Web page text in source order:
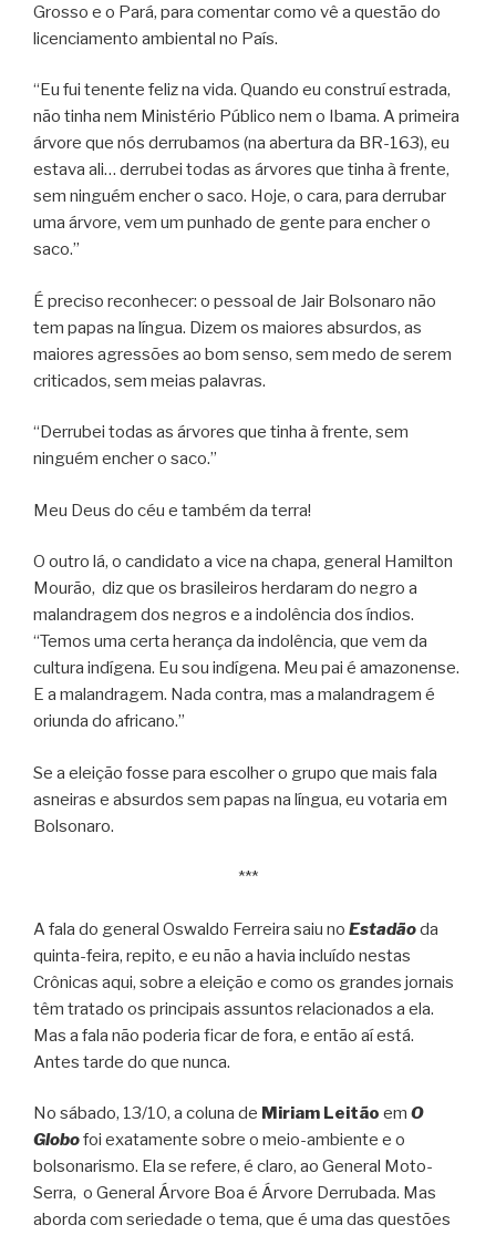
Grosso e o Pará, para comentar como vê a questão do
licenciamento ambiental no País.
“Eu fui tenente feliz na vida. Quando eu construí estrada,
não tinha nem Ministério Público nem o Ibama. A primeira
árvore que nós derrubamos (na abertura da BR-163), eu
estava ali… derrubei todas as árvores que tinha à frente,
sem ninguém encher o saco. Hoje, o cara, para derrubar
uma árvore, vem um punhado de gente para encher o
saco.”
É preciso reconhecer: o pessoal de Jair Bolsonaro não
tem papas na língua. Dizem os maiores absurdos, as
maiores agressões ao bom senso, sem medo de serem
criticados, sem meias palavras.
“Derrubei todas as árvores que tinha à frente, sem
ninguém encher o saco.”
Meu Deus do céu e também da terra!
O outro lá, o candidato a vice na chapa, general Hamilton
Mourão, diz que os brasileiros herdaram do negro a
malandragem dos negros e a indolência dos índios.
“Temos uma certa herança da indolência, que vem da
cultura indígena. Eu sou indígena. Meu pai é amazonense.
E a malandragem. Nada contra, mas a malandragem é
oriunda do africano.”
Se a eleição fosse para escolher o grupo que mais fala
asneiras e absurdos sem papas na língua, eu votaria em
Bolsonaro.
***
A fala do general Oswaldo Ferreira saiu no Estadãoda
quinta-feira, repito, e eu não a havia incluído nestas
Crônicas aqui, sobre a eleição e como os grandes jornais
têm tratado os principais assuntos relacionados a ela.
Mas a fala não poderia ficar de fora, e então aí está.
Antes tarde do que nunca.
No sábado, 13/10, a coluna de Miriam Leitão em O
Globofoi exatamente sobre o meio-ambiente e o
bolsonarismo. Ela se refere, é claro, ao General Moto-
Serra, o General Árvore Boa é Árvore Derrubada. Mas
aborda com seriedade o tema, que é uma das questões